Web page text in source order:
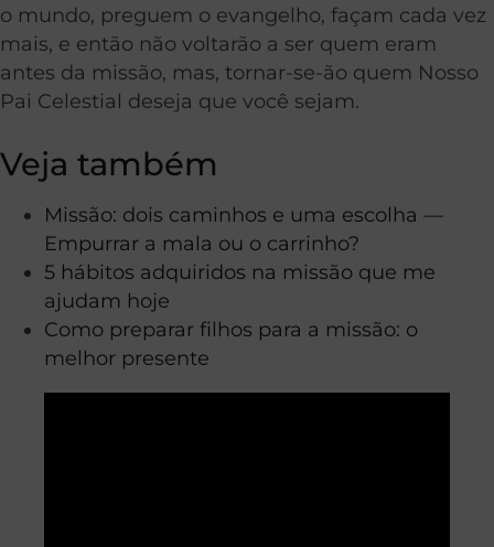
o mundo, preguem o evangelho, façam cada vez
mais, e então não voltarão a ser quem eram
antes da missão, mas, tornar-se-ão quem Nosso
Pai Celestial deseja que você sejam.
Veja também
Missão: dois caminhos e uma escolha —
Empurrar a mala ou o carrinho?
5 hábitos adquiridos na missão que me
ajudam hoje
Como preparar filhos para a missão: o
melhor presente